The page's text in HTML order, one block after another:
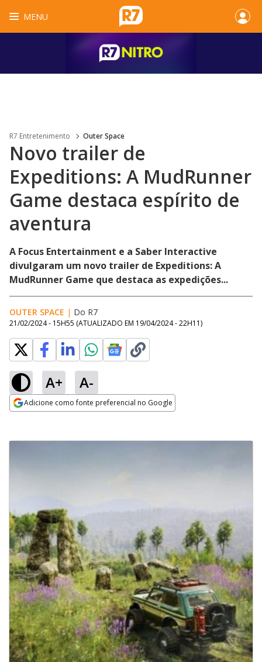
MENU
R7 Entretenimento Outer Space
Novo trailer de
Expeditions: A MudRunner
Game destaca espírito de
aventura
A Focus Entertainment e a Saber Interactive
divulgaram um novo trailer de Expeditions: A
MudRunner Game que destaca as expedições...
OUTER SPACE | Do R7
21/02/2024 - 15H55 (ATUALIZADO EM 19/04/2024 - 22H11)
A+ A-
Adicione como fonte preferencial no Google